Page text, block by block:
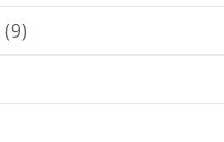
(9)